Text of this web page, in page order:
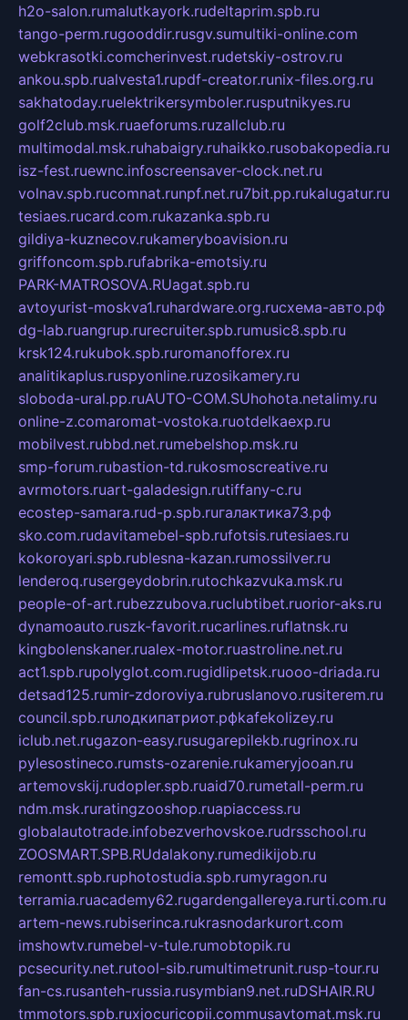
h2o-salon.rumalutkayork.rudeltaprim.spb.ru
tango-perm.rugooddir.rusgv.sumultiki-online.com
webkrasotki.comcherinvest.rudetskiy-ostrov.ru
ankou.spb.rualvesta1.rupdf-creator.runix-files.org.ru
sakhatoday.ruelektrikersymboler.rusputnikyes.ru
golf2club.msk.ruaeforums.ruzallclub.ru
multimodal.msk.ruhabaigry.ruhaikko.rusobakopedia.ru
isz-fest.ruewnc.infoscreensaver-clock.net.ru
volnav.spb.rucomnat.runpf.net.ru7bit.pp.rukalugatur.ru
tesiaes.rucard.com.rukazanka.spb.ru
gildiya-kuznecov.rukameryboavision.ru
griffoncom.spb.rufabrika-emotsiy.ru
PARK-MATROSOVA.RUagat.spb.ru
avtoyurist-moskva1.ruhardware.org.ruсхема-авто.рф
dg-lab.ruangrup.rurecruiter.spb.rumusic8.spb.ru
krsk124.rukubok.spb.ruromanofforex.ru
analitikaplus.ruspyonline.ruzosikamery.ru
sloboda-ural.pp.ruAUTO-COM.SUhohota.netalimy.ru
online-z.comaromat-vostoka.ruotdelkaexp.ru
mobilvest.rubbd.net.rumebelshop.msk.ru
smp-forum.rubastion-td.rukosmoscreative.ru
avrmotors.ruart-galadesign.rutiffany-c.ru
ecostep-samara.rud-p.spb.ruгалактика73.рф
sko.com.rudavitamebel-spb.rufotsis.rutesiaes.ru
kokoroyari.spb.rublesna-kazan.rumossilver.ru
lenderoq.rusergeydobrin.rutochkazvuka.msk.ru
people-of-art.rubezzubova.ruclubtibet.ruorior-aks.ru
dynamoauto.ruszk-favorit.rucarlines.ruflatnsk.ru
kingbolenskaner.rualex-motor.ruastroline.net.ru
act1.spb.rupolyglot.com.rugidlipetsk.ruooo-driada.ru
detsad125.rumir-zdoroviya.rubruslanovo.rusiterem.ru
council.spb.ruлодкипатриот.рфkafekolizey.ru
iclub.net.rugazon-easy.rusugarepilekb.rugrinox.ru
pylesostineco.rumsts-ozarenie.rukameryjooan.ru
artemovskij.rudopler.spb.ruaid70.rumetall-perm.ru
ndm.msk.ruratingzooshop.ruapiaccess.ru
globalautotrade.infobezverhovskoe.rudrsschool.ru
ZOOSMART.SPB.RUdalakony.rumedikijob.ru
remontt.spb.ruphotostudia.spb.rumyragon.ru
terramia.ruacademy62.rugardengallereya.rurti.com.ru
artem-news.rubiserinca.rukrasnodarkurort.com
imshowtv.rumebel-v-tule.rumobtopik.ru
pcsecurity.net.rutool-sib.rumultimetrunit.rusp-tour.ru
fan-cs.rusanteh-russia.rusymbian9.net.ruDSHAIR.RU
tmmotors.spb.ruxjocuricopii.commusavtomat.msk.ru